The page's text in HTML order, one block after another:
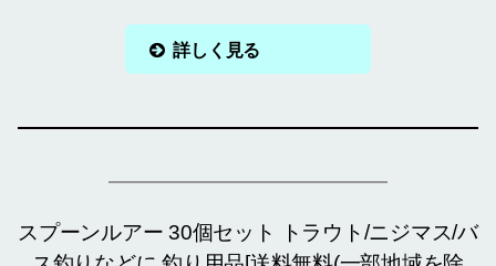
詳しく見る
スプーンルアー 30個セット トラウト/ニジマス/バ